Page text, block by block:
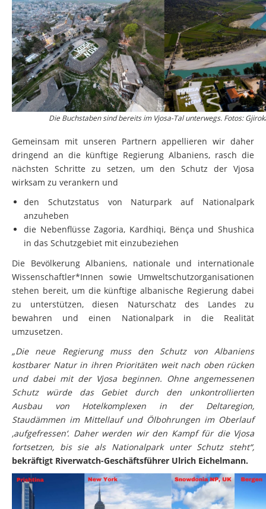
Die Buchstaben sind bereits im Vjosa-Tal unterwegs. Fotos:
Gemeinsam mit unseren Partnern appellieren wir daher
dringend an die künftige Regierung Albaniens, rasch die
nächsten Schritte zu setzen, um den Schutz der Vjosa
wirksam zu verankern und
den Schutzstatus von Naturpark auf Nationalpark
anzuheben
die Nebenflüsse Zagoria, Kardhiqi, Bënça und Shushica
in das Schutzgebiet mit einzubeziehen
Die Bevölkerung Albaniens, nationale und internationale
Wissenschaftler*Innen sowie Umweltschutzorganisationen
stehen bereit, um die künftige albanische Regierung dabei
zu unterstützen, diesen Naturschatz des Landes zu
bewahren und einen Nationalpark in die Realität
umzusetzen.
„Die neue Regierung muss den Schutz von Albaniens
kostbarer Natur in ihren Prioritäten weit nach oben rücken
und dabei mit der Vjosa beginnen. Ohne angemessenen
Schutz würde das Gebiet durch den unkontrollierten
Ausbau von Hotelkomplexen in der Deltaregion,
Staudämmen im Mittellauf und Ölbohrungen im Oberlauf
‚aufgefressen‘. Daher werden wir den Kampf für die Vjosa
fortsetzen, bis sie als Nationalpark unter Schutz steht“,
bekräftigt Riverwatch-Geschäftsführer Ulrich Eichelmann.